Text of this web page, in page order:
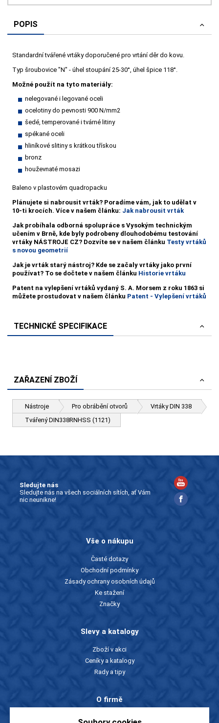
POPIS
Standardní tvářené vrtáky doporučené pro vrtání děr do kovu.
Typ šroubovice "N" - úhel stoupání 25-30°, úhel špice 118°.
Možné použít na tyto materiály:
nelegované i legované oceli
ocelotiny do pevnosti 900 N/mm2
šedé, temperované i tvárné litiny
spékané oceli
hliníkové slitiny s krátkou třískou
bronz
houževnaté mosazi
Baleno v plastovém quadropacku
Plánujete si nabrousit vrták? Poradíme vám, jak to udělat v
10-ti krocích. Více v našem článku: Jak nabrousit vrták
Jak probíhala odborná spolupráce s Vysokým technickým
učením v Brně, kde byly podrobeny dlouhodobému testování
vrtáky NÁSTROJE CZ? Dozvíte se v našem článku Testy vrtáků
s novou geometrií
Jak je vrták starý nástroj? Kde se začaly vrtáky jako první
používat? To se dočtete v našem článku Historie vrtáku
Patent na vylepšení vrtáků vydaný S. A. Morsem z roku 1863 si
můžete prostudovat v našem článku Patent - Vylepšení vrtáků
TECHNICKÉ SPECIFIKACE
ZAŘAZENÍ ZBOŽÍ
Nástroje Pro obrábění otvorů
Vrtáky DIN 338
Tvářený DIN338RNHSS (1121)
Sledujte nás
Sledujte nás na všech sociálních sítích, ať Vám
nic neunikne!
Vše o nákupu
Časté dotazy
Obchodní podmínky
Zásady ochrany osobních údajů
Ke stažení
Značky
Slevy a katalogy
Zboží v akci
Ceníky a katalogy
Rady a tipy
O firmě